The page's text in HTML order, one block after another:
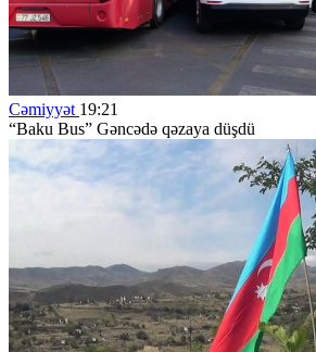
Cəmiyyət 19:21
“Baku Bus” Gəncədə qəzaya düşdü